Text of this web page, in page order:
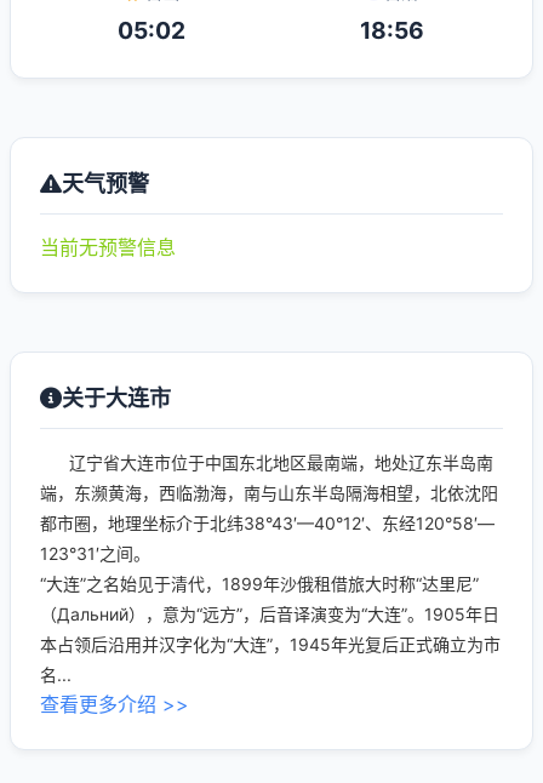
05:02 18:56
天气预警
当前无预警信息
关于大连市
辽宁省大连市位于中国东北地区最南端，地处辽东半岛南
端，东濒黄海，西临渤海，南与山东半岛隔海相望，北依沈阳
都市圈，地理坐标介于北纬38°43′—40°12′、东经120°58′—
123°31′之间。
“大连”之名始见于清代，1899年沙俄租借旅大时称“达里尼”
（Дальний），意为“远方”，后音译演变为“大连”。1905年日
本占领后沿用并汉字化为“大连”，1945年光复后正式确立为市
名...
查看更多介绍 >>